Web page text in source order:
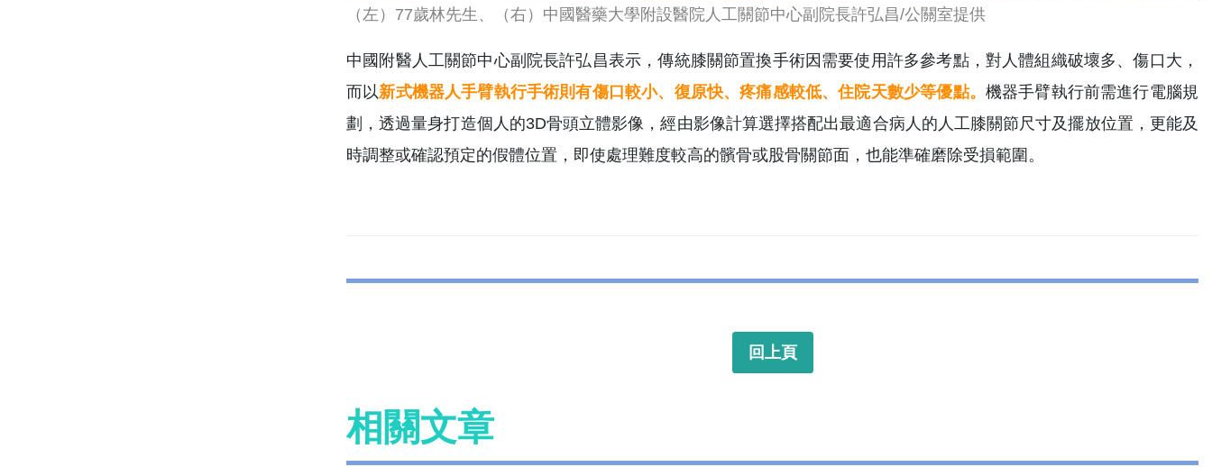
（左）77歲林先生、（右）中國醫藥大學附設醫院人工關節中心副院長許弘昌/公關室提供
中國附醫人工關節中心副院長許弘昌表示，傳統膝關節置換手術因需要使用許多參考點，對人體組織破壞多、傷口大，
而以新式機器人手臂執行手術則有傷口較小、復原快、疼痛感較低、住院天數少等優點。 機器手臂執行前需進行電腦規
劃，透過量身打造個人的3D骨頭立體影像，經由影像計算選擇搭配出最適合病人的人工膝關節尺寸及擺放位置，更能及
時調整或確認預定的假體位置，即使處理難度較高的髕骨或股骨關節面，也能準確磨除受損範圍。
回上頁
相關文章